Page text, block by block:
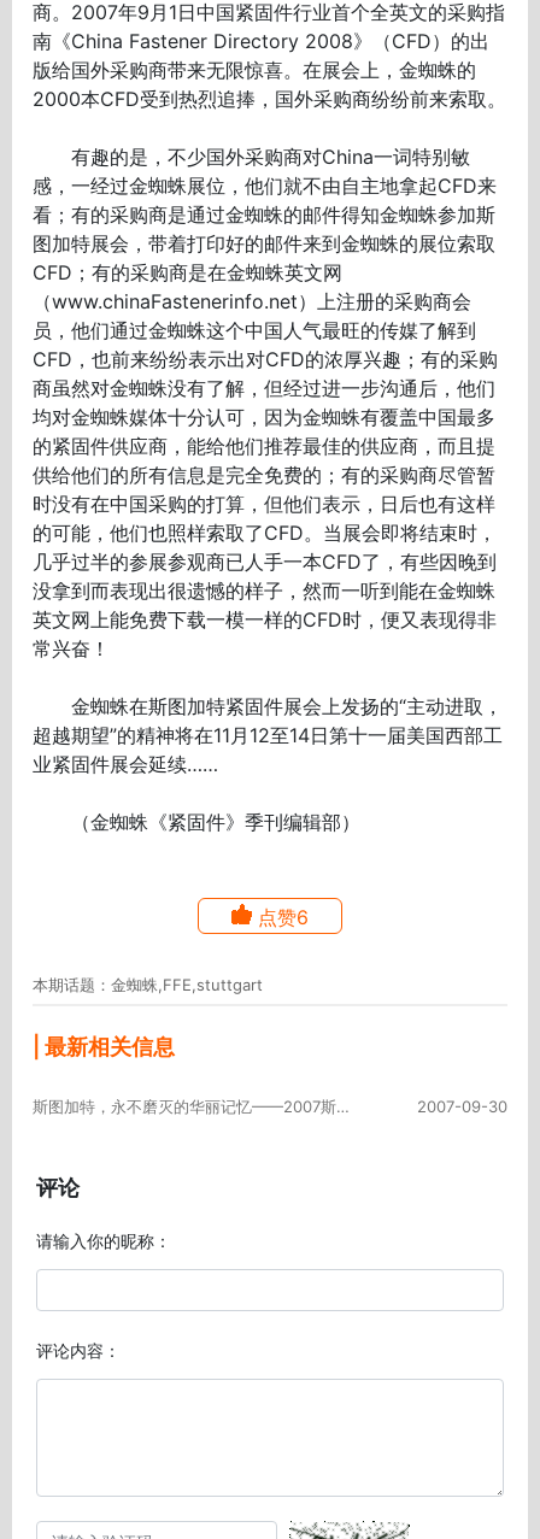
商。2007年9月1日中国紧固件行业首个全英文的采购指
南《China Fastener Directory 2008》（CFD）的出
版给国外采购商带来无限惊喜。在展会上，金蜘蛛的
2000本CFD受到热烈追捧，国外采购商纷纷前来索取。
有趣的是，不少国外采购商对China一词特别敏
感，一经过金蜘蛛展位，他们就不由自主地拿起CFD来
看；有的采购商是通过金蜘蛛的邮件得知金蜘蛛参加斯
图加特展会，带着打印好的邮件来到金蜘蛛的展位索取
CFD；有的采购商是在金蜘蛛英文网
（www.chinaFastenerinfo.net）上注册的采购商会
员，他们通过金蜘蛛这个中国人气最旺的传媒了解到
CFD，也前来纷纷表示出对CFD的浓厚兴趣；有的采购
商虽然对金蜘蛛没有了解，但经过进一步沟通后，他们
均对金蜘蛛媒体十分认可，因为金蜘蛛有覆盖中国最多
的紧固件供应商，能给他们推荐最佳的供应商，而且提
供给他们的所有信息是完全免费的；有的采购商尽管暂
时没有在中国采购的打算，但他们表示，日后也有这样
的可能，他们也照样索取了CFD。当展会即将结束时，
几乎过半的参展参观商已人手一本CFD了，有些因晚到
没拿到而表现出很遗憾的样子，然而一听到能在金蜘蛛
英文网上能免费下载一模一样的CFD时，便又表现得非
常兴奋！
金蜘蛛在斯图加特紧固件展会上发扬的“主动进取，
超越期望”的精神将在11月12至14日第十一届美国西部工
业紧固件展会延续……
（金蜘蛛《紧固件》季刊编辑部）
点赞6
本期话题：金蜘蛛,FFE,stuttgart
| 最新相关信息
斯图加特，永不磨灭的华丽记忆——2007斯图加特紧固件展会盛况的纪实报道 2007-09-30
评论
请输入你的昵称：
评论内容：